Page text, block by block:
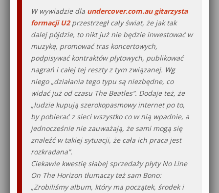
W wywiadzie dla undercover.com.au gitarzysta
formacji U2przestrzegł cały świat, że jak tak
dalej pójdzie, to nikt już nie będzie inwestować w
muzykę, promować tras koncertowych,
podpisywać kontraktów płytowych, publikować
nagrań i całej tej reszty z tym związanej. Wg
niego „działania tego typu są niezbędne, co
widać już od czasu The Beatles”. Dodaje też, że
„ludzie kupują szerokopasmowy internet po to,
by pobierać z sieci wszystko co w nią wpadnie, a
jednocześnie nie zauważają, że sami mogą się
znaleźć w takiej sytuacji, że cała ich praca jest
rozkradana”.
Ciekawie kwestię słabej sprzedaży płyty No Line
On The Horizon tłumaczy też sam Bono:
„Zrobiliśmy album, który ma początek, środek i